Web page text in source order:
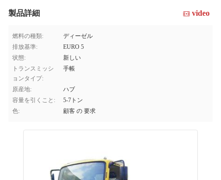
製品詳細 video
燃料の種類:
ディーゼル
排放基準:
EURO 5
状態:
新しい
トランスミッシ
ョンタイプ:
手帳
原産地:
ハブ
容量を引くこと:
5-7トン
色:
顧客 の 要求